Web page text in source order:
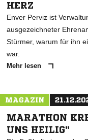
HERZ
Enver Perviz ist
ausgezeichneter
Stürmer, warum für ihn
war.
Mehr lesen
MAGAZIN
MARATHON
UNS HEILIG"